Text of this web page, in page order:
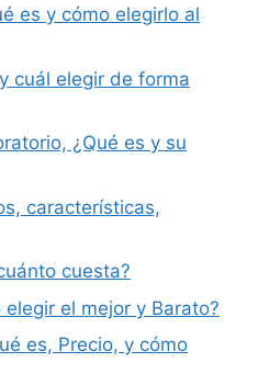
es y cómo elegirlo al
cuál elegir de forma
¿Qué es y su
características,
cuesta?
el mejor y Barato?
es, Precio, y cómo